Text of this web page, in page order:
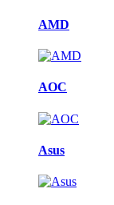
AMD
AOC
Asus